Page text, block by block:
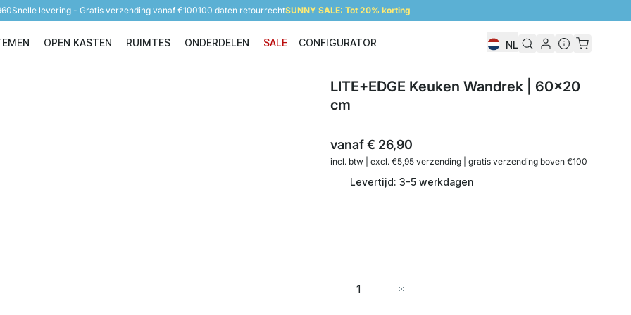
Snelle levering - Gratis verzending vanaf €100100 daten retourrechtSUNNY SALE: Tot 20% korting
Opbergsystemen
OPEN KASTEN
Open Kasten
RUIMTES
Ruimtes
ONDERDELEN
Onderdelen
SALE CONFIGURATOR NL
LITE+EDGE Keuken Wandrek | 60x20
cm
vanaf€ 26,90
incl. btw | excl. €5,95 verzending | gratis verzending boven €100
Levertijd: 3-5 werkdagen
Aantal